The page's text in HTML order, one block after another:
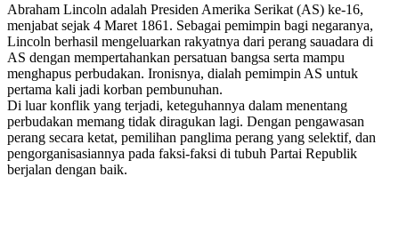
Abraham Lincoln adalah Presiden Amerika Serikat (AS) ke-16,
menjabat sejak 4 Maret 1861. Sebagai pemimpin bagi negaranya,
Lincoln berhasil mengeluarkan rakyatnya dari perang sauadara di
AS dengan mempertahankan persatuan bangsa serta mampu
menghapus perbudakan. Ironisnya, dialah pemimpin AS untuk
pertama kali jadi korban pembunuhan.
Di luar konflik yang terjadi, keteguhannya dalam menentang
perbudakan memang tidak diragukan lagi. Dengan pengawasan
perang secara ketat, pemilihan panglima perang yang selektif, dan
pengorganisasiannya pada faksi-faksi di tubuh Partai Republik
berjalan dengan baik.